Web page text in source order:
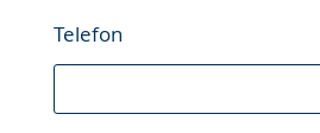
Telefon